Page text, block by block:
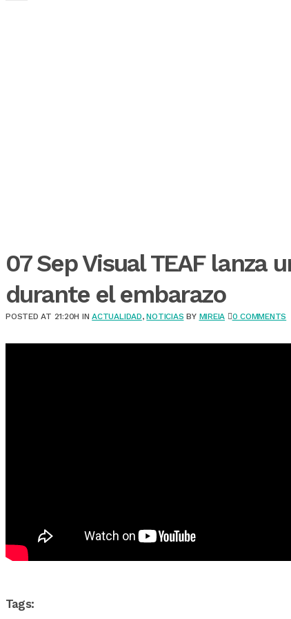
07 SepVisual TEAF lanza
durante el embarazo
POSTED AT 21:20H INACTUALIDAD,NOTICIAS BY MIREIA 0 COMMENTS
Tags: